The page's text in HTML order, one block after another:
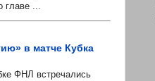
главе ...
в матче Кубка
ФНЛ встречались